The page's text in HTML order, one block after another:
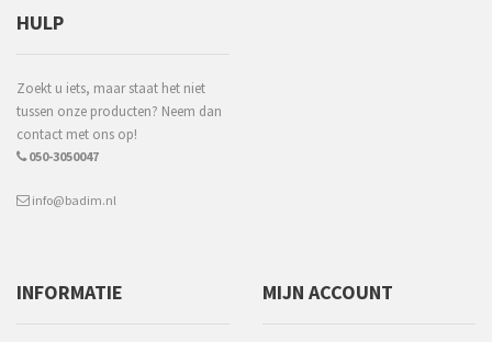
HULP
Zoekt u iets, maar staat het niet
tussen onze producten? Neem dan
contact met ons op!
050-3050047
info@badim.nl
INFORMATIE MIJN ACCOUNT